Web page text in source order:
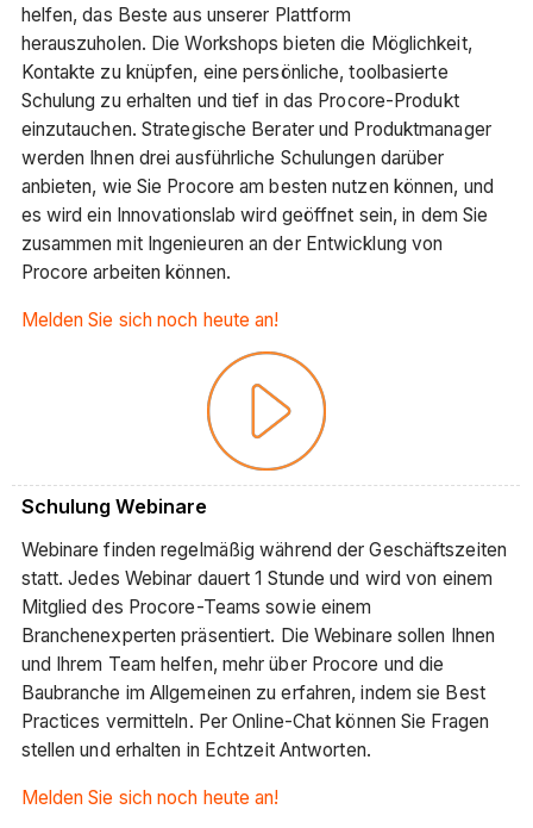
helfen, das Beste aus unserer Plattform
herauszuholen. Die Workshops bieten die Möglichkeit,
Kontakte zu knüpfen, eine persönliche, toolbasierte
Schulung zu erhalten und tief in das Procore-Produkt
einzutauchen. Strategische Berater und Produktmanager
werden Ihnen drei ausführliche Schulungen darüber
anbieten, wie Sie Procore am besten nutzen können, und
es wird ein Innovationslab wird geöffnet sein, in dem Sie
zusammen mit Ingenieuren an der Entwicklung von
Procore arbeiten können.
Melden Sie sich noch heute an!
Schulung Webinare
Webinare finden regelmäßig während der Geschäftszeiten
statt. Jedes Webinar dauert 1 Stunde und wird von einem
Mitglied des Procore-Teams sowie einem
Branchenexperten präsentiert. Die Webinare sollen Ihnen
und Ihrem Team helfen, mehr über Procore und die
Baubranche im Allgemeinen zu erfahren, indem sie Best
Practices vermitteln. Per Online-Chat können Sie Fragen
stellen und erhalten in Echtzeit Antworten.
Melden Sie sich noch heute an!